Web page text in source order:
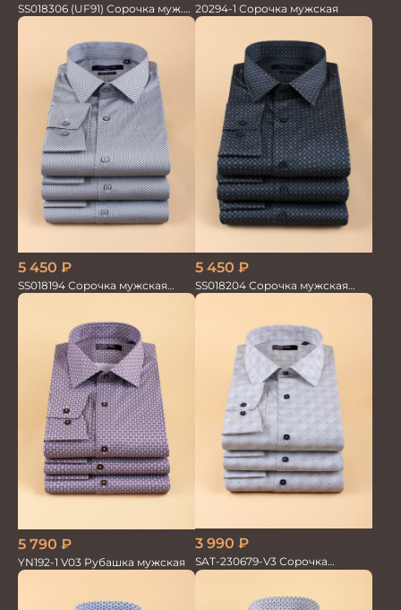
SS018306 (UF91) Сорочка муж.
GROSTYLE TRENDY
20294-1 Сорочка мужская
5 450 ₽
SS018194 Сорочка мужская
GROSTYLE PRIME
5 450 ₽
SS018204 Сорочка мужская
GROSTYLE PRIME
5 790 ₽
YN192-1 V03 Рубашка мужская
3 990 ₽
SAT-230679-V3 Сорочка
мужская